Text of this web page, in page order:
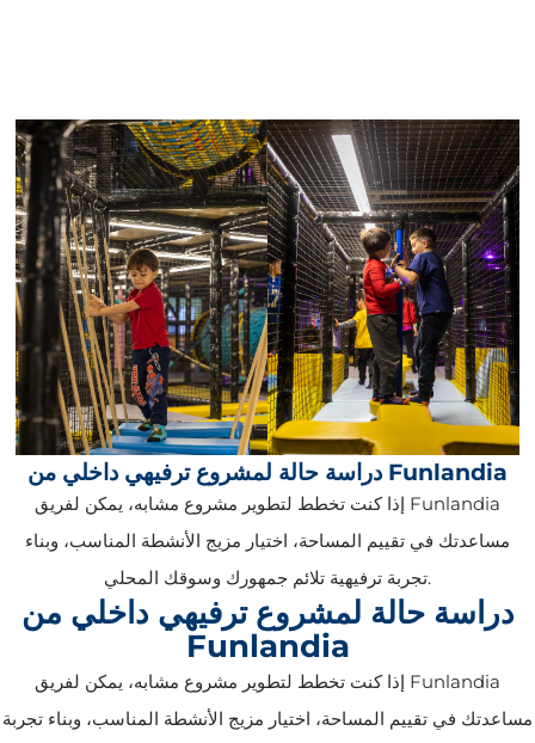
دراسة حالة لمشروع ترفيهي داخلي من Funlandia
إذا كنت تخطط لتطوير مشروع مشابه، يمكن لفريق Funlandia
مساعدتك في تقييم المساحة، اختيار مزيج الأنشطة المناسب، وبناء
تجربة ترفيهية تلائم جمهورك وسوقك المحلي.
دراسة حالة لمشروع ترفيهي داخلي من
Funlandia
إذا كنت تخطط لتطوير مشروع مشابه، يمكن لفريق Funlandia
مساعدتك في تقييم المساحة، اختيار مزيج الأنشطة المناسب، وبناء تجربة